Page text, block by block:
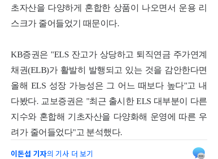
초자산을 다양하게 혼합한 상품이 나오면서 운용 리
스크가 줄어들었기 때문이다.
KB증권은 "ELS 잔고가 상당하고 퇴직연금 주가연계
채권(ELB)가 활발히 발행되고 있는 것을 감안한다면
올해 ELS 성장 가능성은 그 어느 때보다 높다"고 내
다봤다. 교보증권은 "최근 출시한 ELS 대부분이 다른
지수와 혼합해 기초자산을 다양화해 운영에 따른 우
려가 줄어들었다"고 분석했다.
이돈섭 기자의 기사 더 보기